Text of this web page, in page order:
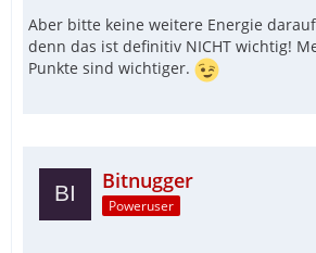
Aber bitte keine weitere Energie
denn das ist definitiv NICHT wichtig!
Punkte sind wichtiger.
Bitnugger
Poweruser